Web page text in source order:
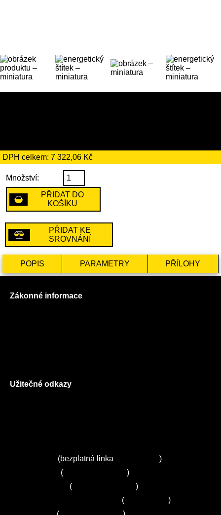
DPH celkem: 7 322,06 Kč
Množství:
PŘIDAT DO
KOŠÍKU
PŘIDAT KE
SROVNÁNÍ
POPIS PARAMETRY PŘÍLOHY
Zákonné informace
Užitečné odkazy
(bezplatná linka
)
(
)
(
)
(
)